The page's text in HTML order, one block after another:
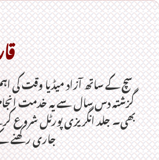
سچ کے ساتھ آزاد میڈیا وقت
گزشتہ دس سال سے یہ خدمت
بھی۔ جلد انگریزی پورٹل شروع
جاری